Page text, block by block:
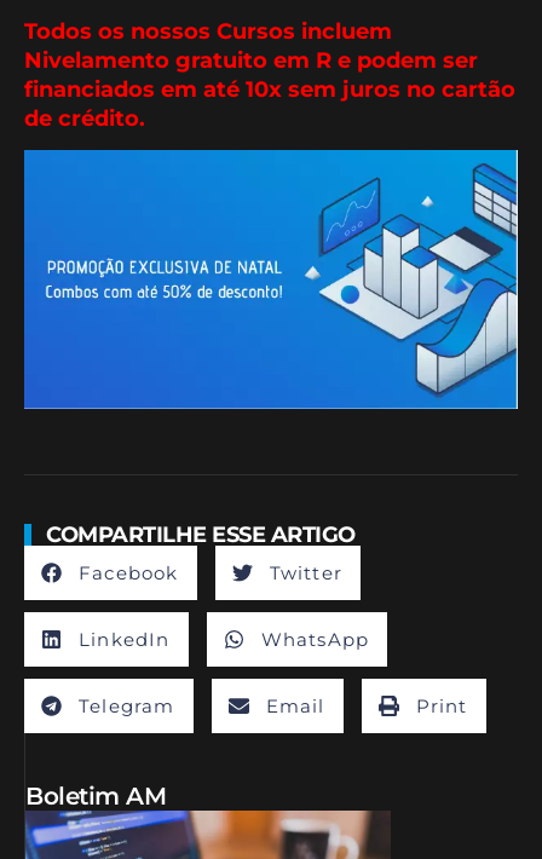
Todos os nossos Cursos incluem
Nivelamento gratuito em R e podem ser
financiados em até 10x sem juros no cartão
de crédito.
COMPARTILHE ESSE ARTIGO
Facebook Twitter
LinkedIn WhatsApp
Telegram Email Print
Boletim AM